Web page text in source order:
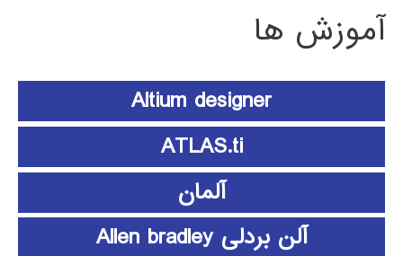
آموزش ها
Altium designer
ATLAS.ti
آلمان
آلن بردلی Allen bradley